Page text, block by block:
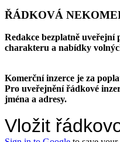
ŘÁDKOVÁ
Redakce bezplatně uveřejní
charakteru a nabídky
Komerční inzerce je za
Pro uveřejnění řádkové
jména a adresy.